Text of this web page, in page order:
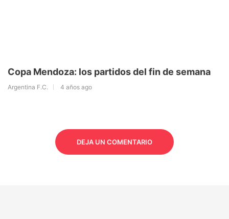
Copa Mendoza: los partidos del fin de semana
Argentina F.C. 4 años ago
DEJA UN COMENTARIO